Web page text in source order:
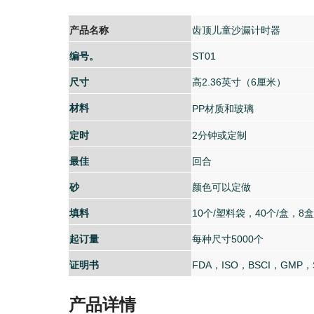
产品名称 齿顶儿童沙漏计时器
编号。 ST01
尺寸 高2.36英寸（6厘米）
材料 PP材质和玻璃
定时 2分钟或定制
最佳 回合
砂 颜色可以定做
填料 10个/塑料袋，40个/盒，8
起订量 每种尺寸5000个
证明书 FDA，ISO，BSCI，GMP
产品详情